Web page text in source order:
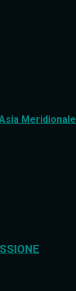
Meridionale